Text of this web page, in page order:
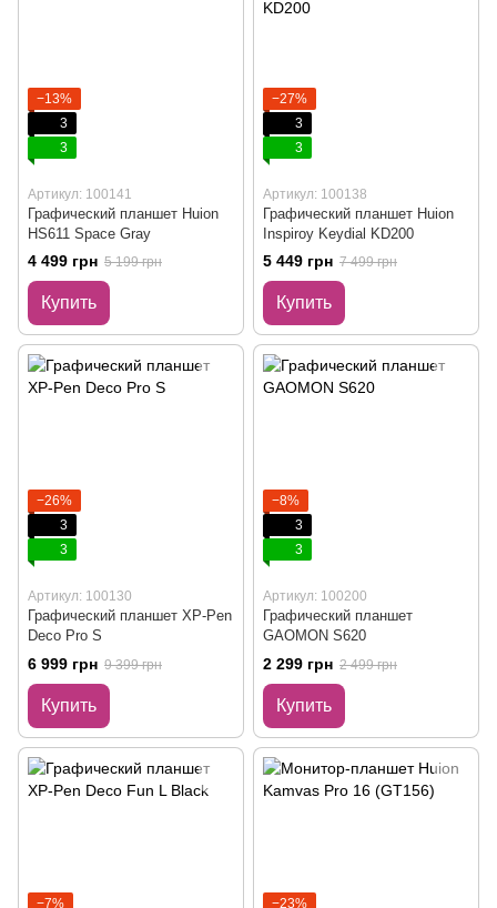
−13%
3
3
Артикул: 100141
Графический планшет Huion
HS611 Space Gray
4 499 грн 5 199 грн
Купить
−27%
3
3
Артикул: 100138
Графический планшет Huion
Inspiroy Keydial KD200
5 449 грн 7 499 грн
Купить
−26%
3
3
Артикул: 100130
Графический планшет XP-Pen
Deco Pro S
6 999 грн 9 399 грн
Купить
−8%
3
3
Артикул: 100200
Графический планшет
GAOMON S620
2 299 грн 2 499 грн
Купить
−7% −23%